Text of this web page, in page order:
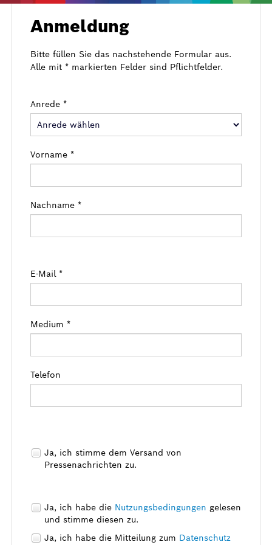
Anmeldung
Bitte füllen Sie das nachstehende Formular aus.
Alle mit * markierten Felder sind Pflichtfelder.
Anrede *
Vorname *
Nachname *
E-Mail *
Medium *
Telefon
Ja, ich stimme dem Versand von
Pressenachrichten zu.
Ja, ich habe die Nutzungsbedingungen gelesen
und stimme diesen zu.
Ja, ich habe die Mitteilung zum Datenschutz